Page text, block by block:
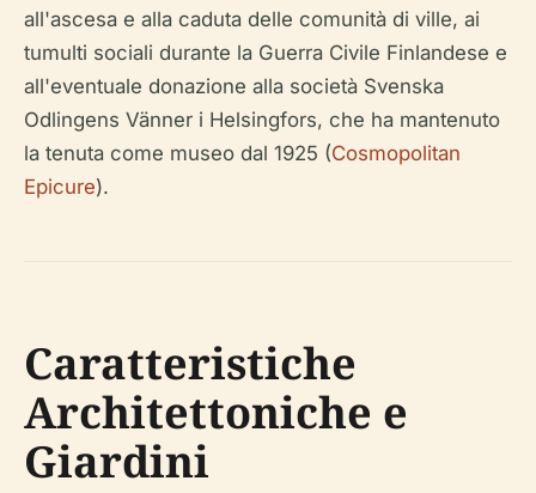
all'ascesa e alla caduta delle comunità di ville, ai
tumulti sociali durante la Guerra Civile Finlandese e
all'eventuale donazione alla società Svenska
Odlingens Vänner i Helsingfors, che ha mantenuto
la tenuta come museo dal 1925 (Cosmopolitan
Epicure).
Caratteristiche
Architettoniche e
Giardini